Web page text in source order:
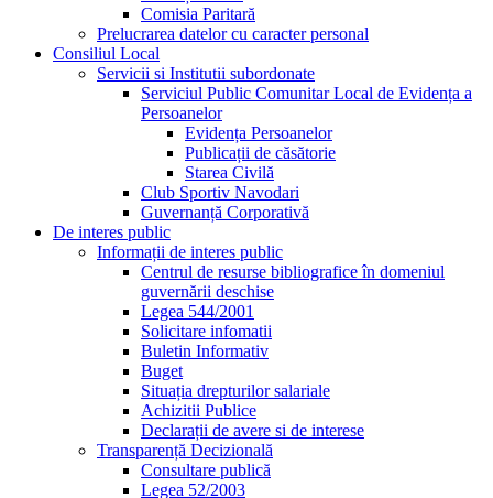
Comisia Paritară
Prelucrarea datelor cu caracter personal
Consiliul Local
Servicii si Institutii subordonate
Serviciul Public Comunitar Local de Evidența a
Persoanelor
Evidența Persoanelor
Publicații de căsătorie
Starea Civilă
Club Sportiv Navodari
Guvernanță Corporativă
De interes public
Informații de interes public
Centrul de resurse bibliografice în domeniul
guvernării deschise
Legea 544/2001
Solicitare infomatii
Buletin Informativ
Buget
Situația drepturilor salariale
Achizitii Publice
Declarații de avere si de interese
Transparență Decizională
Consultare publică
Legea 52/2003